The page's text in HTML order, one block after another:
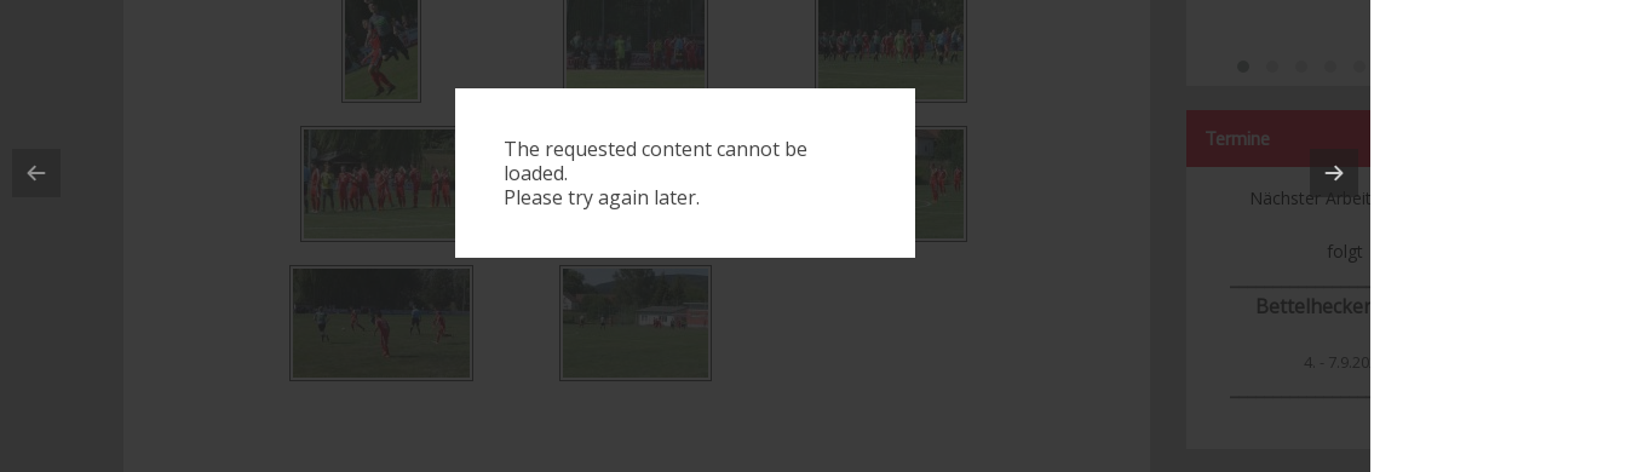
Termine
Nächster Arbeitseinsatz:
folgt
Bettelhecker Kerwa
4. - 7.9.2026
The requested content cannot be
loaded.
Please try again later.